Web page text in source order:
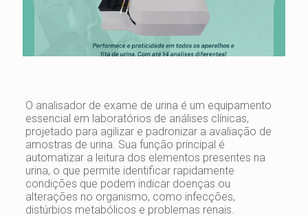
O analisador de exame de urina é um equipamento
essencial em laboratórios de análises clínicas,
projetado para agilizar e padronizar a avaliação de
amostras de urina. Sua função principal é
automatizar a leitura dos elementos presentes na
urina, o que permite identificar rapidamente
condições que podem indicar doenças ou
alterações no organismo, como infecções,
distúrbios metabólicos e problemas renais.